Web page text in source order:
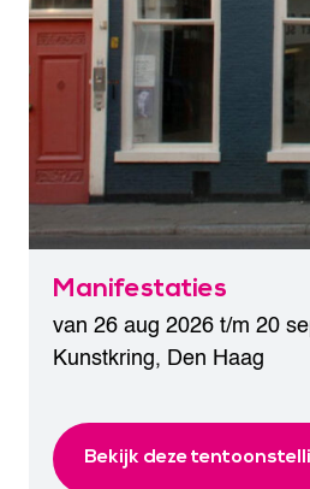
Manifestaties
van 26 aug 2026 t/m 20
Kunstkring, Den Haag
Bekijk deze